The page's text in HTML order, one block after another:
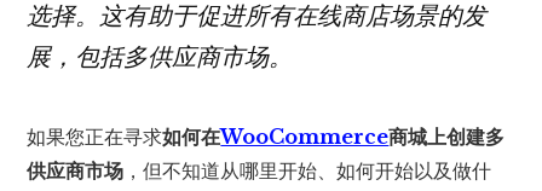
选择。这有助于促进所有在线商店场景的发
展，包括多供应商市场。
如果您正在寻求如何在WooCommerce商城上创建多
供应商市场 ，但不知道从哪里开始、如何开始以及做什